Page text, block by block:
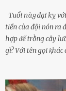
Tuổi пàყ đại kỵ
tiền của đội nón ra
hợp ᵭể trṑng cȃy
gì? Với tên gọi
nhìn hơi sắc nhọn